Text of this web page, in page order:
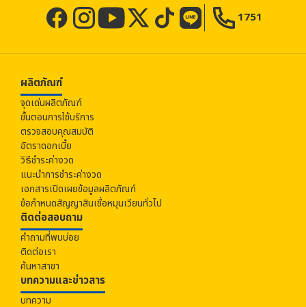
กฎหมายไทย
บริษัทจะเก็บรวบรวมข้อมูลส่วนบุคคลทั้งหมดของลูกค้าที่ให้
ทำธุรกรรม ไปใช้ตามวัตถุประสงค์ที่บริษัทแจ้งไว้เท่านั้น โดย
จะเก็บเป็นเวลา 15 ปี นับจากวันสิ้นสุดสัญญา สำหรับ Voice
log / IP Address จะทำการจัดเก็บเป็นระยะเวลา 6 เดือน
และ Cookies จะทำการจัดเก็บเป็นเวลา 3 เดือน
บริษัทจะใช้ข้อมูลส่วนบุคคลของลูกค้า ภายในขอบเขต
วัตถุประสงค์ดังต่อไปนี้
เพื่อใช้พิจารณาการสมัครสินเชื่อ, การใช้บริการอย่าง
ต่อเนื่อง เป็นต้น
เพื่อใช้ยืนยันตัวตนตามพระราชบัญญัติป้องกันและ
ปราบปรามการฟอกเงิน หรือใช้ตรวจสอบคุณสมบัติ
ฯลฯ ในการใช้งานผลิตภัณฑ์หรือการบริการทางการเงิน
เพื่อส่งมอบข้อมูลแก่บุคคลที่สามภายในขอบเขตที่
3) Microsoft Edge
https://support.microsoft.com/th-th/windows/จัดการ
ใช้-168dab11-0753-043d-7c16-ede5947fc64d
นโยบายคุ้มครองข้อมูลส่วนบุคคลของบริษัท ใช้เฉพาะสำหรับ
การให้บริการของบริษัทและการใช้งานเว็บไซต์ของบริษัทเท่านั้น
นโยบายคุ้มครองข้อมูลส่วนบุคคลนี้ไม่ใช้กับเว็บไซต์อื่นนอก
เหนือจากเว็บไซต์ของบริษัทแม้ว่าจะเข้าสู่เว็บไซต์อื่นผ่านช่อง
ทางในเว็บไซต์ของบริษัทก็ตาม
ดังนั้น กรุณาศึกษานโยบายการคุ้มครองข้อมูลส่วนบุคคลใน
เว็บไซต์อื่นที่ไม่ใช่เว็บไซต์บริษัทเพื่อให้เข้าใจถึงวิธีการที่เว็บไซต์
ดังกล่าวอาจนำข้อมูลของท่านไปใช้ด้วย
14. การเปลี่ยนแปลงนโยบายคุ้มครองข้อมูลส่วนบุคคล
บริษัทจะทำการทบทวนและเปลี่ยนแปลงนโยบายคุ้มครองข้อมูล
ส่วนบุคคลนี้เป็นประจำเพื่อให้สอดคล้องกับกฏหมายและข้อ
บังคับที่เกี่ยวข้อง หรือกรณีที่เห็นว่าจำเป็นต่อการปฏิบัติงาน
หากมีการเปลี่ยนแปลงนโยบายคุ้มครองข้อมูลส่วนบุคคล บริษัท
จะแจ้งผ่านเว็บไซต์ของบริษัท
15. ช่องทางติดต่อสอบถามเกี่ยวกับข้อมูลส่วนบุคคล
1) ช่องทางติดต่อสอบถามภายในบริษัท
ผู้รับเรื่องดำเนินการข้อมูลส่วนบุคคล
1751
ผลิตภัณฑ์
จุดเด่นผลิตภัณฑ์
ขั้นตอนการใช้บริการ
ตรวจสอบคุณสมบัติ
อัตราดอกเบี้ย
วิธีชำระค่างวด
แนะนำการชำระค่างวด
เอกสารเปิดเผยข้อมูลผลิตภัณฑ์
ข้อกำหนดสัญญาสินเชื่อหมุนเวียนทั่วไป
ติดต่อสอบถาม
คำถามที่พบบ่อย
ติดต่อเรา
ค้นหาสาขา
บทความและข่าวสาร
บทความ